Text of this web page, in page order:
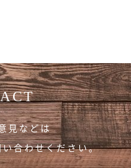
見などは
合わせください。